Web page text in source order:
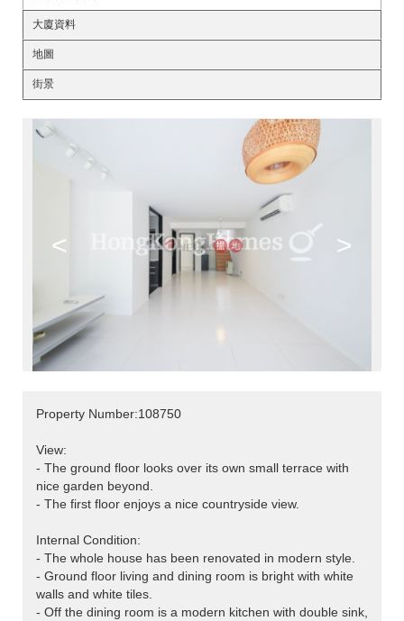
大廈資料
地圖
街景
< >
Property Number:108750
View:
- The ground floor looks over its own small terrace with
nice garden beyond.
- The first floor enjoys a nice countryside view.
Internal Condition:
- The whole house has been renovated in modern style.
- Ground floor living and dining room is bright with white
walls and white tiles.
- Off the dining room is a modern kitchen with double sink,